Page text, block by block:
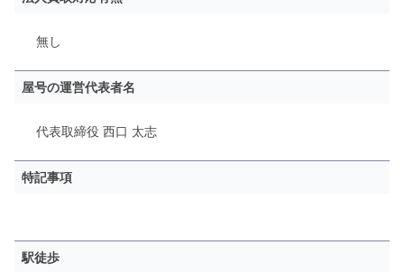
無し
屋号の運営代表者名
代表取締役 西口 太志
特記事項
駅徒歩